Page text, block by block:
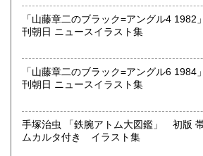
どんなジャンルでも買取することができ
東京近郊出張買取していますのでお気軽
線)
最寄駅：神保町駅 御茶ノ水駅
営業時間：12:00-20:00
定休日：なし 年末は30日午後5時に閉
書籍の買取について
「山藤章二のブラック=アングル4
刊朝日 ニュースイラスト集
「山藤章二のブラック=アングル6
刊朝日 ニュースイラスト集
手塚治虫 「鉄腕アトム大図鑑」 初版
ムカルタ付き イラスト集